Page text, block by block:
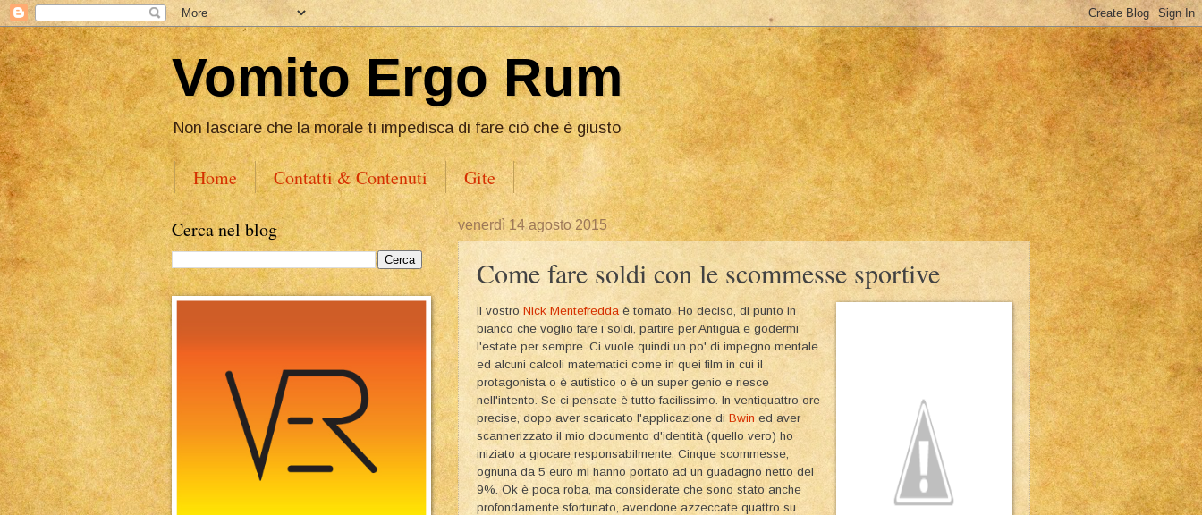
Vomito Ergo Rum
Non lasciare che la morale ti impedisca di fare ciò che è giusto
Home Contatti & Contenuti Gite
venerdì 14 agosto 2015
Come fare soldi con le scommesse sportive
Il vostro Nick Mentefredda è tornato. Ho deciso, di punto in
bianco che voglio fare i soldi, partire per Antigua e godermi
l'estate per sempre. Ci vuole quindi un po' di impegno mentale
ed alcuni calcoli matematici come in quei film in cui il
protagonista o è autistico o è un super genio e riesce
nell'intento. Se ci pensate è tutto facilissimo. In ventiquattro ore
precise, dopo aver scaricato l'applicazione di Bwin ed aver
scannerizzato il mio documento d'identità (quello vero) ho
iniziato a giocare responsabilmente. Cinque scommesse,
ognuna da 5 euro mi hanno portato ad un guadagno netto del
9%. Ok è poca roba, ma considerate che sono stato anche
profondamente sfortunato, avendone azzeccate quattro su
Cerca nel blog